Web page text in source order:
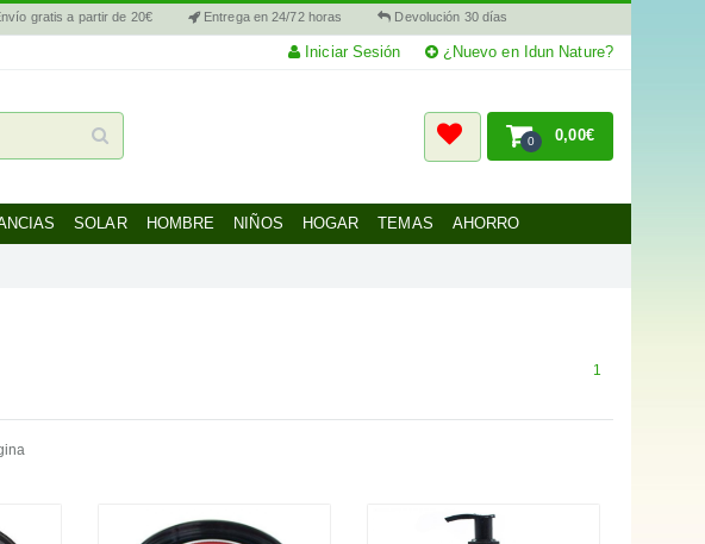
gratis a partir de 20€ Entrega en 24/72 horas Devolución 30 días
Iniciar Sesión ¿Nuevo en Idun Nature?
0 0,00€
SOLAR HOMBRE NIÑOS HOGAR TEMAS AHORRO
1